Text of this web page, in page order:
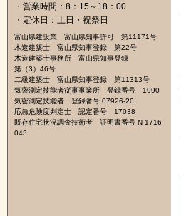
・営業時間：8：15～18：00
・定休日：土日・祝祭日
富山県建設業 富山県知事許可 第11171号
木造建築士 富山県知事登録 第22号
木造建築士事務所 富山県知事登録
第（3）46号
二級建築士 富山県知事登録 第11313号
気密測定技能者従事事業所 登録番号 1990
気密測定技能者 登録番号 07926-20
応急危険度判定士 認定番号 17038
既存住宅状況調査技術者 証明書番号 N-1716-
043